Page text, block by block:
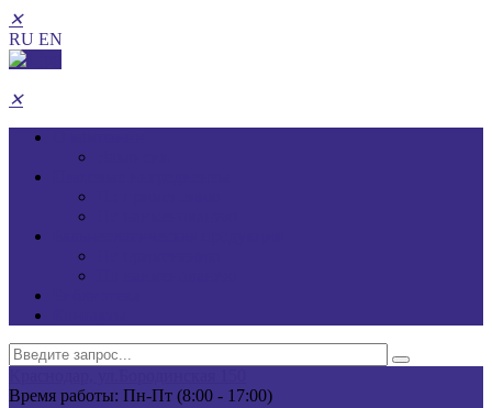
✕
RU EN
✕
Время работы: Пн-Пт (8:00 - 17:00)